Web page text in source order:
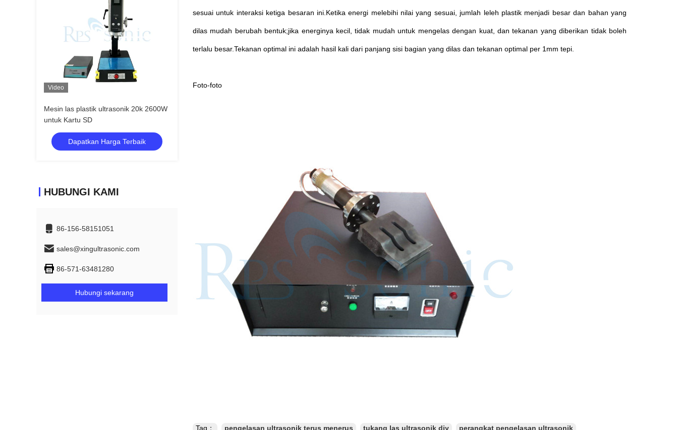
Video
Mesin las plastik ultrasonik 20k 2600W
untuk Kartu SD
Dapatkan Harga Terbaik
HUBUNGI KAMI
86-156-58151051
sales@xingultrasonic.com
86-571-63481280
Hubungi sekarang
sesuai untuk interaksi ketiga besaran ini.Ketika energi melebihi nilai yang sesuai, jumlah leleh plastik menjadi besar dan bahan yang
dilas mudah berubah bentuk;jika energinya kecil, tidak mudah untuk mengelas dengan kuat, dan tekanan yang diberikan tidak boleh
terlalu besar.Tekanan optimal ini adalah hasil kali dari panjang sisi bagian yang dilas dan tekanan optimal per 1mm tepi.
Foto-foto
Tag： pengelasan ultrasonik terus menerus tukang las ultrasonik diy perangkat pengelasan ultrasonik